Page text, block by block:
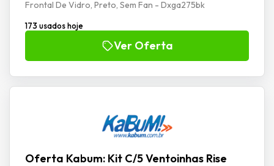
Frontal De Vidro, Preto, Sem Fan - Dxga275bk
173 usados hoje
Ver Oferta
Oferta Kabum: Kit C/5 Ventoinhas Rise